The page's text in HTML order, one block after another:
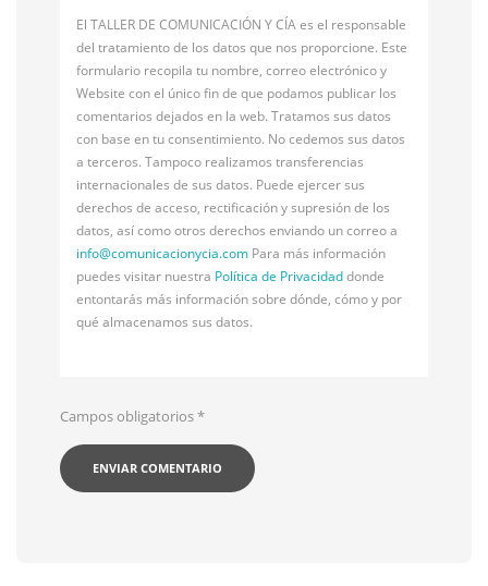
El TALLER DE COMUNICACIÓN Y CÍA es el responsable
del tratamiento de los datos que nos proporcione. Este
formulario recopila tu nombre, correo electrónico y
Website con el único fin de que podamos publicar los
comentarios dejados en la web. Tratamos sus datos
con base en tu consentimiento. No cedemos sus datos
a terceros. Tampoco realizamos transferencias
internacionales de sus datos. Puede ejercer sus
derechos de acceso, rectificación y supresión de los
datos, así como otros derechos enviando un correo a
info@comunicacionycia.com Para más información
puedes visitar nuestra Política de Privacidaddonde
entontarás más información sobre dónde, cómo y por
qué almacenamos sus datos.
Campos obligatorios*